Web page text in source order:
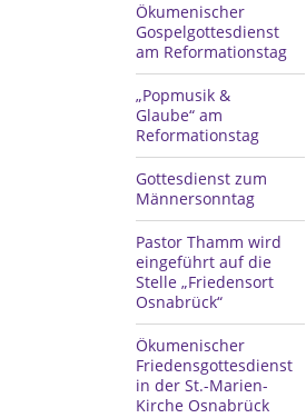
Ökumenischer
Gospelgottesdienst
am Reformationstag
„Popmusik &
Glaube“ am
Reformationstag
Gottesdienst zum
Männersonntag
Pastor Thamm wird
eingeführt auf die
Stelle „Friedensort
Osnabrück“
Ökumenischer
Friedensgottesdienst
in der St.-Marien-
Kirche Osnabrück